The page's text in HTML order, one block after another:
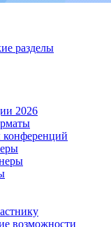
разделы
2026
возможности